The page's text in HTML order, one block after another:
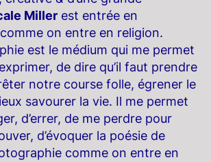
Miller est entrée en
on entre en religion.
est le médium qui me permet
de dire qu’il faut prendre
notre course folle, égrener le
savourer la vie. Il me permet
d’errer, de me perdre pour
d’évoquer la poésie de
comme on entre en